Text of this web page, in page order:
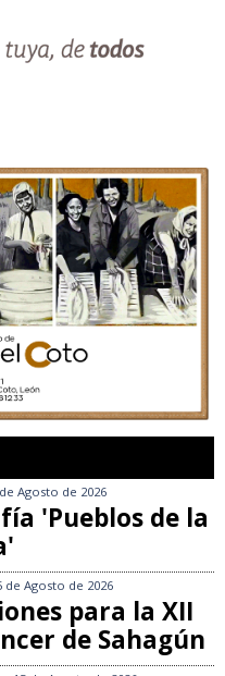
Agosto de 2026
'Pueblos de la
de Agosto de 2026
para la XII
de Sahagún